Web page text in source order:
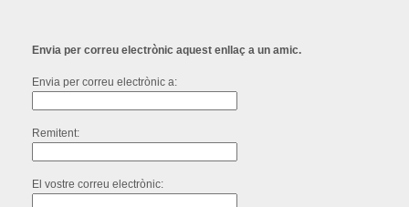
Envia per correu electrònic aquest enllaç a un amic.
Envia per correu electrònic a:
Remitent:
El vostre correu electrònic: